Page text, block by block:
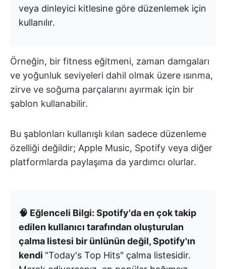
veya dinleyici kitlesine göre düzenlemek için
kullanılır.
Örneğin, bir fitness eğitmeni, zaman damgaları
ve yoğunluk seviyeleri dahil olmak üzere ısınma,
zirve ve soğuma parçalarını ayırmak için bir
şablon kullanabilir.
Bu şablonları kullanışlı kılan sadece düzenleme
özelliği değildir; Apple Music, Spotify veya diğer
platformlarda paylaşıma da yardımcı olurlar.
🧠 Eğlenceli Bilgi: Spotify'da en çok takip
edilen kullanıcı tarafından oluşturulan
çalma listesi bir ünlünün değil, Spotify'ın
kendi "Today's Top Hits" çalma listesidir.